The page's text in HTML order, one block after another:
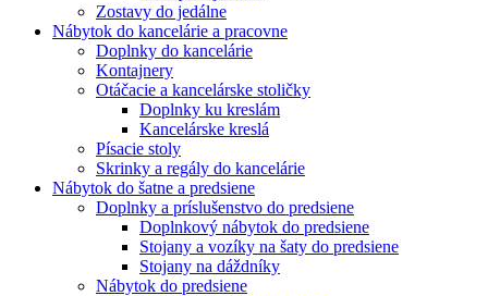
Zostavy do jedálne
Nábytok do kancelárie a pracovne
Doplnky do kancelárie
Kontajnery
Otáčacie a kancelárske stoličky
Doplnky ku kreslám
Kancelárske kreslá
Písacie stoly
Skrinky a regály do kancelárie
Nábytok do šatne a predsiene
Doplnky a príslušenstvo do predsiene
Doplnkový nábytok do predsiene
Stojany a vozíky na šaty do predsiene
Stojany na dáždníky
Nábytok do predsiene